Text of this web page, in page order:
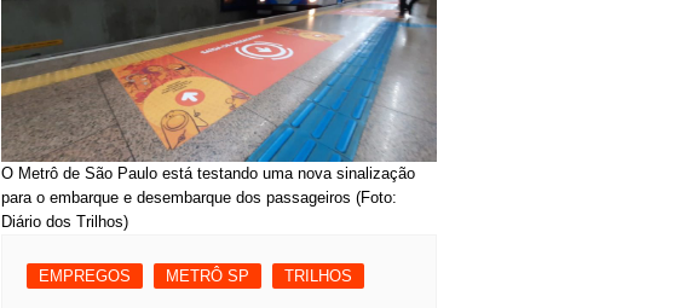
O Metrô de São Paulo está testando uma nova sinalização
para o embarque e desembarque dos passageiros (Foto:
Diário dos Trilhos)
EMPREGOS METRÔ SP TRILHOS